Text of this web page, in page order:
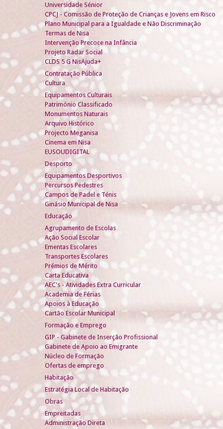
Universidade Sénior
CPCJ - Comissão de Proteção de Crianças e Jovens em Risco
Plano Municipal para a Igualdade e Não Discriminação
Termas de Nisa
Intervenção Precoce na Infância
Projeto Radar Social
CLDS 5 G NisAjuda+
Contratação Pública
Cultura
Equipamentos Culturais
Património Classificado
Monumentos Naturais
Arquivo Histórico
Projecto Meganisa
Cinema em Nisa
EUSOUDIGITAL
Desporto
Equipamentos Desportivos
Percursos Pedestres
Campos de Padel e Ténis
Ginásio Municipal de Nisa
Educação
Agrupamento de Escolas
Ação Social Escolar
Ementas Escolares
Transportes Escolares
Prémios de Mérito
Carta Educativa
AEC's - Atividades Extra Curricular
Academia de Férias
Apoios à Educação
Cartão Escolar Municipal
Formação e Emprego
GIP - Gabinete de Inserção Profissional
Gabinete de Apoio ao Emigrante
Núcleo de Formação
Ofertas de emprego
Habitação
Estratégia Local de Habitação
Obras
Empreitadas
Administração Direta